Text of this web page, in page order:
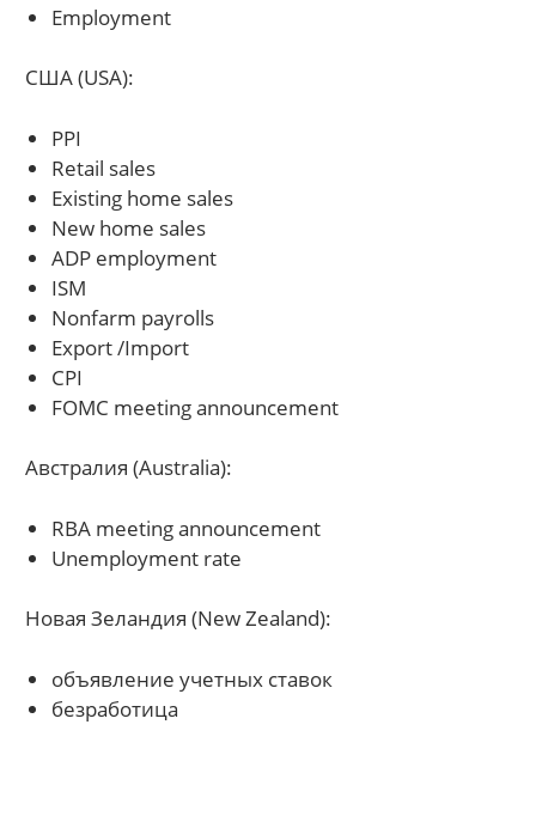
Employment
США (USA):
PPI
Retail sales
Existing home sales
New home sales
ADP employment
ISM
Nonfarm payrolls
Export /Import
CPI
FOMC meeting announcement
Австралия (Australia):
RBA meeting announcement
Unemployment rate
Новая Зеландия (New Zealand):
объявление учетных ставок
безработица